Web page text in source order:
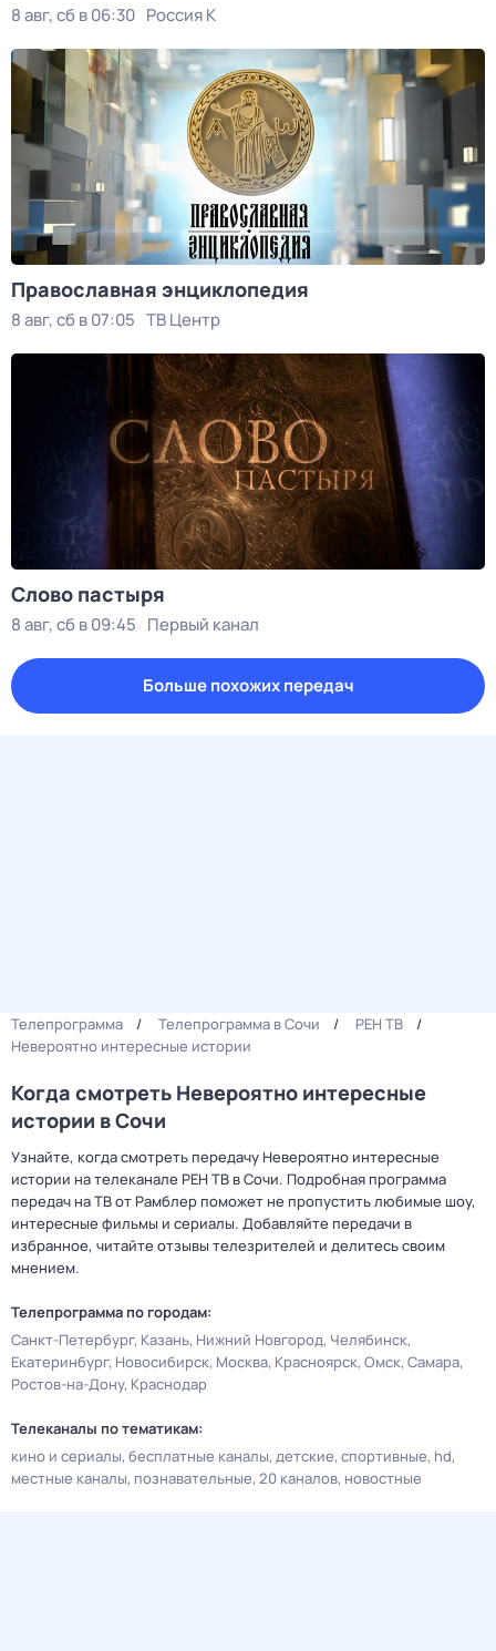
8 авг, сб в 06:30 Россия К
Православная энциклопедия
8 авг, сб в 07:05 ТВ Центр
Слово пастыря
8 авг, сб в 09:45 Первый канал
Больше похожих передач
Телепрограмма Телепрограмма в Сочи
РЕН ТВ
Невероятно интересные истории
Когда смотреть Невероятно интересные
истории в Сочи
Узнайте, когда смотреть передачу Невероятно интересные
истории на телеканале РЕН ТВ в Сочи. Подробная программа
передач на ТВ от Рамблер поможет не пропустить любимые шоу,
интересные фильмы и сериалы. Добавляйте передачи в
избранное, читайте отзывы телезрителей и делитесь своим
мнением.
Телепрограмма по городам:
Санкт-Петербург Казань Нижний Новгород Челябинск
Екатеринбург Новосибирск Москва Красноярск Омск Самара
Ростов-на-Дону Краснодар
Телеканалы по тематикам:
кино и сериалы бесплатные каналы детские спортивные hd
местные каналы познавательные 20 каналов новостные